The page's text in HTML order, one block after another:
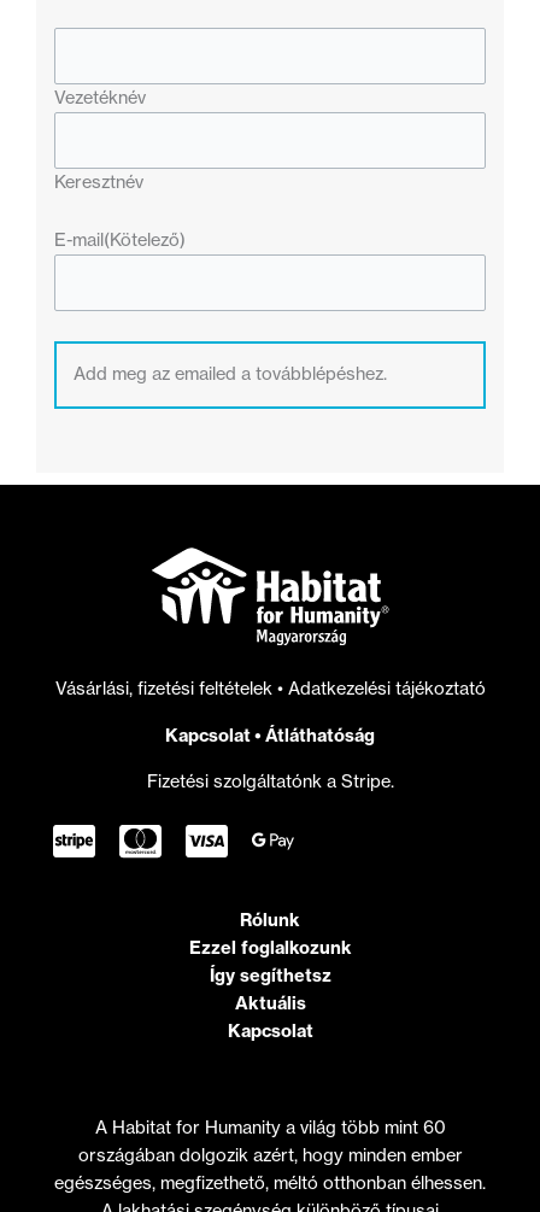
Vezetéknév
Keresztnév
E-mail(Kötelező)
Add meg az emailed a továbblépéshez.
Vásárlási, fizetési feltételek • Adatkezelési tájékoztató
Kapcsolat• Átláthatóság
Fizetési szolgáltatónk a Stripe.
Rólunk
Ezzel foglalkozunk
Így segíthetsz
Aktuális
Kapcsolat
A Habitat for Humanity a világ több mint 60
országában dolgozik azért, hogy minden ember
egészséges, megfizethető, méltó otthonban élhessen.